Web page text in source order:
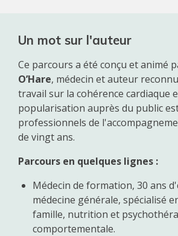
Un mot sur l'auteur
Ce parcours a été conçu et animé
O’Hare, médecin et auteur
travail sur la cohérence cardiaque
popularisation auprès du public
professionnels de
de vingt ans.
Parcours en quelques lignes :
Médecin de formation, 30 ans
médecine générale, spécialisé
famille, nutrition et
comportementale.